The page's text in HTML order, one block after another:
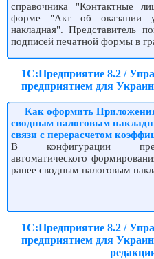
справочника "Контактные
форме "Акт об оказании
накладная". Представитель
подписей печатной формы в
1С:Предприятие 8.2 /
предприятием для
Как оформить
сводным налоговым
связи с перерасчетом
В конфигурации
автоматического
ранее сводным налоговым
1С:Предприятие 8.2 /
предприятием для